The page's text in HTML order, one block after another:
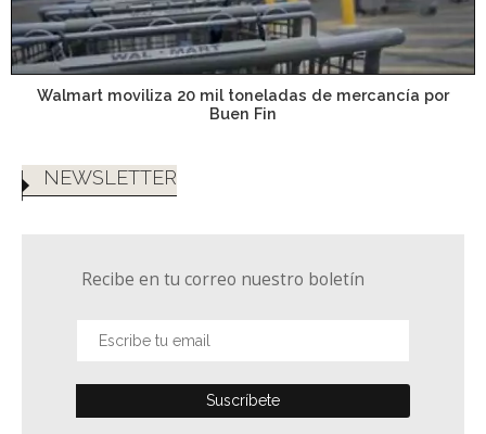
Walmart moviliza 20 mil toneladas de mercancía por
Buen Fin
NEWSLETTER
Recibe en tu correo nuestro boletín